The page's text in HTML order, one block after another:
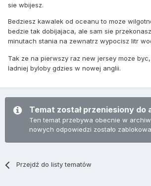
sie wbijesz.
Bedziesz kawalek od oceanu to moze
bedzie tak dobijajaca, ale sam sie
minutach stania na zewnatrz wypocisz litr
Tak ze na pierwszy raz new jersey moze
ladniej byloby gdzies w nowej anglii.
Temat został przeniesiony do
Ten temat przebywa obecnie w
nowych odpowiedzi zostało
Przejdź do listy tematów